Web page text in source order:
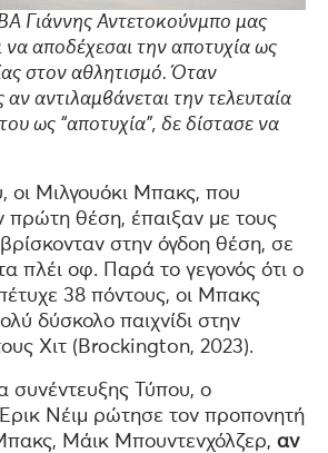
Γιάννης Αντετοκούνμπο μας
να αποδέχεσαι την αποτυχία ως
στον αθλητισμό. Όταν
αντιλαμβάνεται την τελευταία
ως “αποτυχία”, δε δίστασε να
οι Μιλγουόκι Μπακς, που
πρώτη θέση, έπαιξαν με τους
στην όγδοη θέση, σε
πλέι οφ. Παρά το γεγονός ότι ο
38 πόντους, οι Μπακς
δύσκολο παιχνίδι στην
Χιτ (Brockington, 2023).
συνέντευξης Τύπου, ο
Νέιμ ρώτησε τον προπονητή
Μάικ Μπουντενχόλζερ, αν